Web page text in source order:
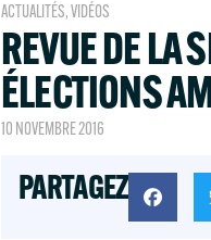
ACTUALITÉS,VIDÉOS
REVUE DE LA
ÉLECTIONS
10 NOVEMBRE 2016
PARTAGEZ